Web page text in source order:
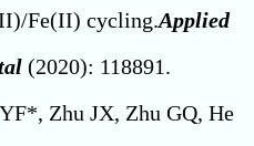
Fe(II) cycling.Applied
(2020): 118891.
Zhu JX, Zhu GQ, He